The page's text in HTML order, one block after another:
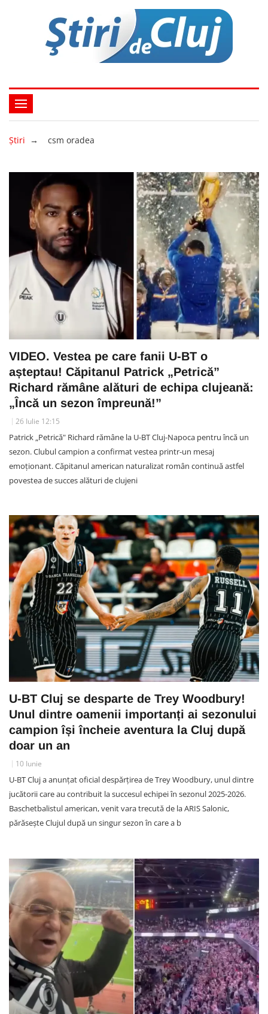
Ştiri → csm oradea
VIDEO. Vestea pe care fanii U-BT o
așteptau! Căpitanul Patrick „Petrică”
Richard rămâne alături de echipa clujeană:
„Încă un sezon împreună!”
26 Iulie 12:15
Patrick „Petrică" Richard rămâne la U-BT Cluj-Napoca pentru încă un
sezon. Clubul campion a confirmat vestea printr-un mesaj
emoționant. Căpitanul american naturalizat român continuă astfel
povestea de succes alături de clujeni
U-BT Cluj se desparte de Trey Woodbury!
Unul dintre oamenii importanți ai sezonului
campion își încheie aventura la Cluj după
doar un an
10 Iunie
U-BT Cluj a anunțat oficial despărțirea de Trey Woodbury, unul dintre
jucătorii care au contribuit la succesul echipei în sezonul 2025-2026.
Baschetbalistul american, venit vara trecută de la ARIS Salonic,
părăsește Clujul după un singur sezon în care a b